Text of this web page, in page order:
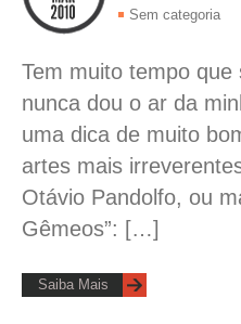
Sem categoria
Tem muito tempo
nunca dou o ar da
uma dica de muito
artes mais
Otávio Pandolfo, ou
Gêmeos”: […]
Saiba Mais